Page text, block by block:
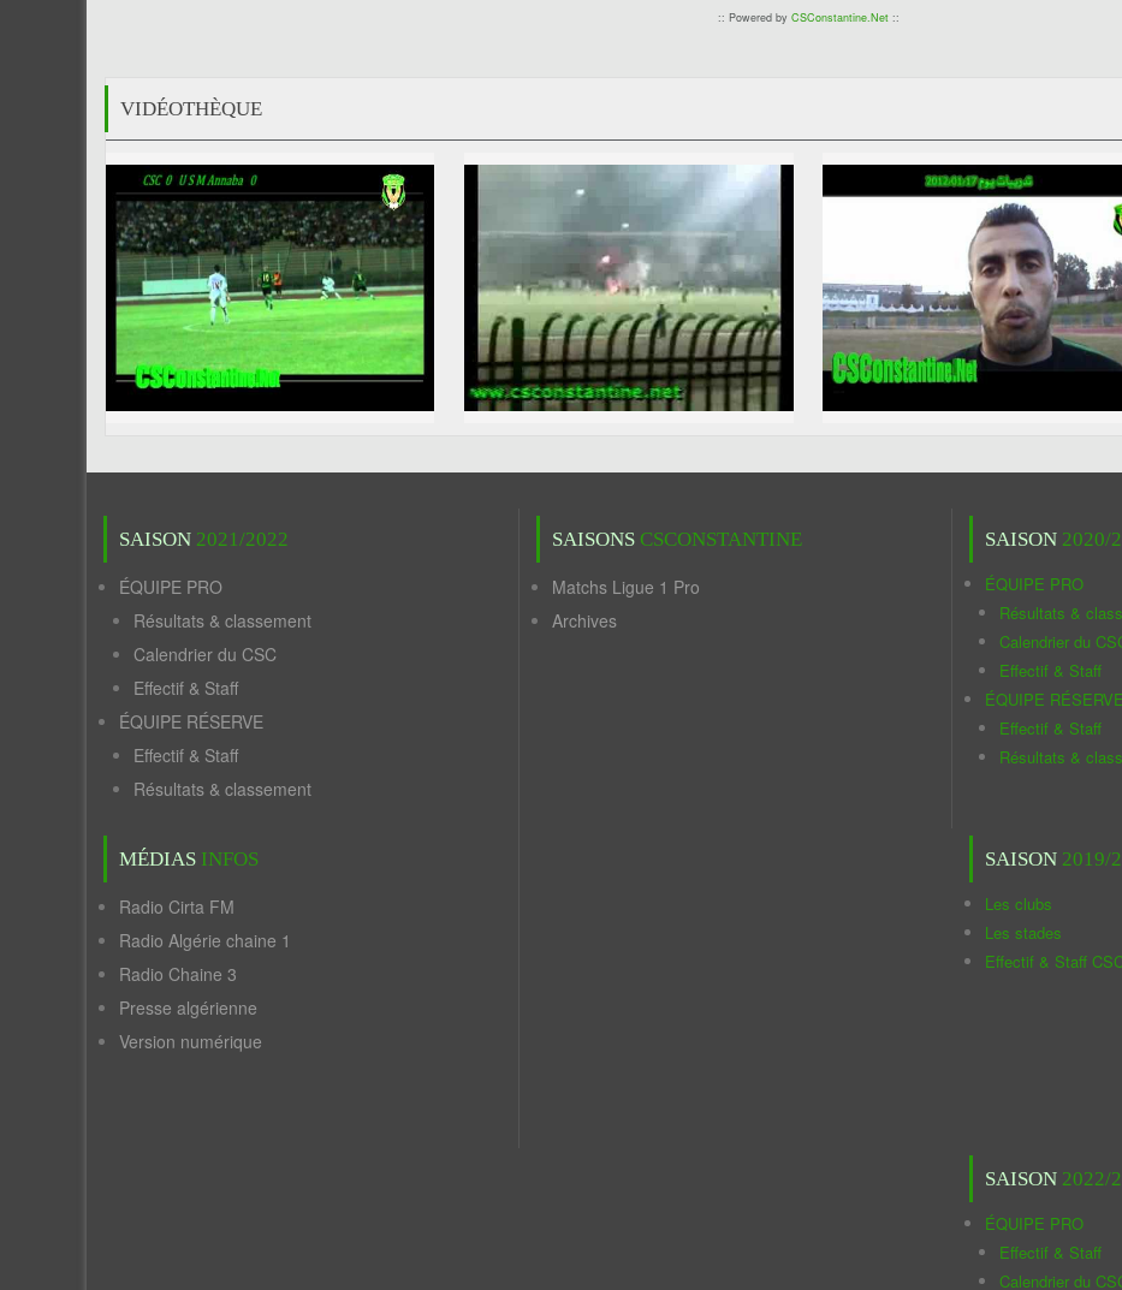
:: Powered by CSConstantine.Net::
VIDÉOTHÈQUE
SAISON 2021/2022
ÉQUIPE PRO
Résultats & classement
Calendrier du CSC
Effectif & Staff
ÉQUIPE RÉSERVE
Effectif & Staff
Résultats & classement
MÉDIAS INFOS
Radio Cirta FM
Radio Algérie chaine 1
Radio Chaine 3
Presse algérienne
Version numérique
SAISONS CSCONSTANTINE
Matchs Ligue 1 Pro
Archives
SAISON 2020/
ÉQUIPE PRO
Résultats &
Calendrier du
Effectif & Staff
ÉQUIPE RÉSERVE
Effectif & Staff
Résultats &
SAISON 2019/
Les clubs
Les stades
Effectif & Staff
SAISON 2022/
ÉQUIPE PRO
Effectif & Staff
Calendrier du